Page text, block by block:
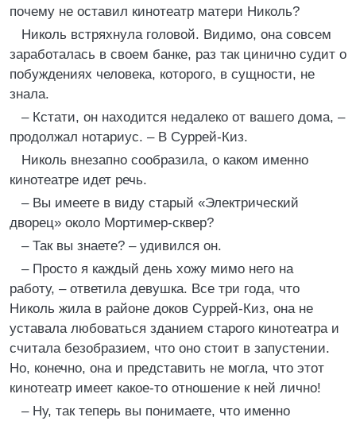
почему не оставил кинотеатр матери Николь?
Николь встряхнула головой. Видимо, она совсем
заработалась в своем банке, раз так цинично судит о
побуждениях человека, которого, в сущности, не
знала.
– Кстати, он находится недалеко от вашего дома, –
продолжал нотариус. – В Суррей-Киз.
Николь внезапно сообразила, о каком именно
кинотеатре идет речь.
– Вы имеете в виду старый «Электрический
дворец» около Мортимер-сквер?
– Так вы знаете? – удивился он.
– Просто я каждый день хожу мимо него на
работу, – ответила девушка. Все три года, что
Николь жила в районе доков Суррей-Киз, она не
уставала любоваться зданием старого кинотеатра и
считала безобразием, что оно стоит в запустении.
Но, конечно, она и представить не могла, что этот
кинотеатр имеет какое-то отношение к ней лично!
– Ну, так теперь вы понимаете, что именно